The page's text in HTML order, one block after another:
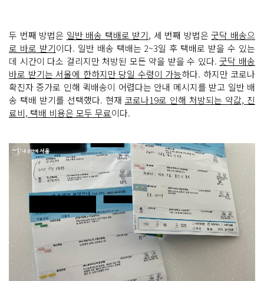
두 번째 방법은 일반 배송 택배로 받기, 세 번째 방법은굿닥 배송으
로 바로 받기이다. 일반 배송 택배는 2~3일 후 택배로 받을 수 있는
데 시간이 다소 걸리지만 처방된 모든 약을 받을 수 있다.굿닥 배송
바로 받기는 서울에 한하지만 당일 수령이 가능하다. 하지만 코로나
확진자 증가로 인해 퀵배송이 어렵다는 안내 메시지를 받고 일반 배
송 택배 받기를 선택했다. 현재 코로나19로 인해 처방되는 약값, 진
료비, 택배 비용은 모두 무료이다.